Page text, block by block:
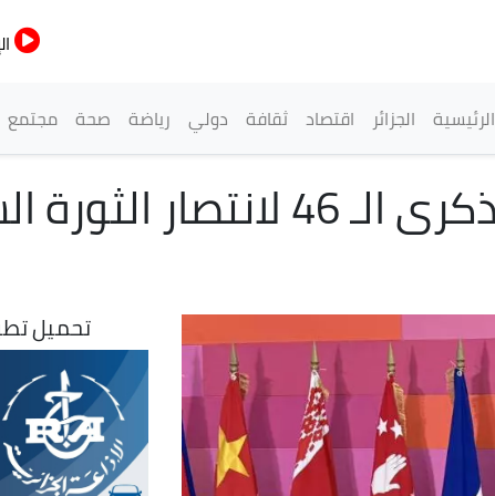
القائمة الرئيسية
الرئيسية الجزائر اقتصاد ثقافة دولي رياضة صحة مجتمع
ربيقة يشارك في احتفالات الذكرى الـ 46
تحميل